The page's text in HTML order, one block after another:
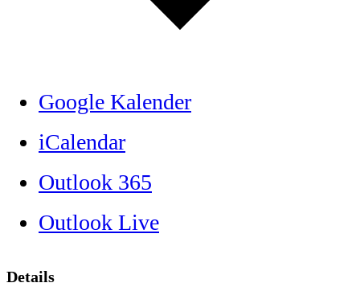
Google Kalender
iCalendar
Outlook 365
Outlook Live
Details